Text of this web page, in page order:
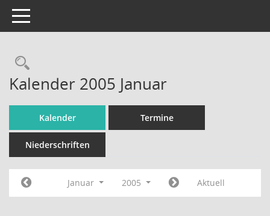
Toggle navigation
Rechercheauswahl
Kalender 2005 Januar
Kalender Termine
Niederschriften
Januar 2005 Aktuell